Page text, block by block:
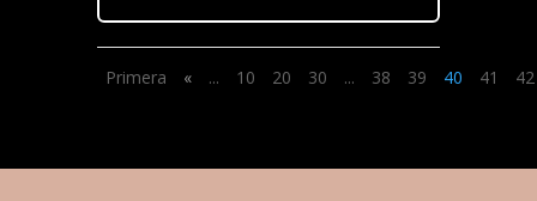
Primera « ... 10 20 30 ... 38 39 40 41 42